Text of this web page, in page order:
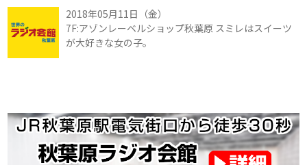
2018年05月11日（金）
7F:アゾンレーベルショップ秋葉原 スミレはスイーツ
が大好きな女の子。